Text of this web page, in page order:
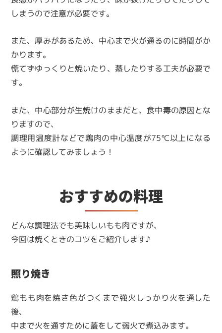
しまうので注意が必要です。
また、厚みがあるため、中心まで火が通るのに時間がか
かります。
慌てずゆっくりと焼いたり、蒸したりする工夫が必要で
す。
また、中心部分が生焼けのままだと、食中毒の原因とな
りますので、
調理用温度計などで鶏肉の中心温度が75℃以上になる
ように確認してみましょう！
おすすめの料理
どんな調理法でも美味しいもも肉ですが、
今回は焼くときのコツをご紹介します♪
照り焼き
鶏もも肉を焼き色がつくまで強火しっかり火を通した
後、
中まで火を通すために蓋をして弱火で煮込みます。